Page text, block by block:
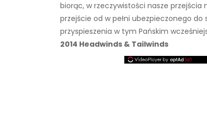
biorąc, w rzeczywistości nasze
przejście od w pełni ubezpieczonego
przyspieszenia w tym Pańskim
2014 Headwinds & Tailwinds